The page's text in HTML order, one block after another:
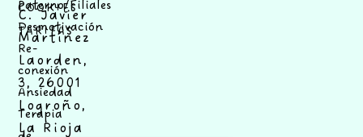
Paterno/Filiales
Desmotivación
Re-
conexión
Ansiedad
Terapia
COOKIES
TARIFAS
C. Javier
Martínez
Laorden,
3, 26001
Logroño,
La Rioja